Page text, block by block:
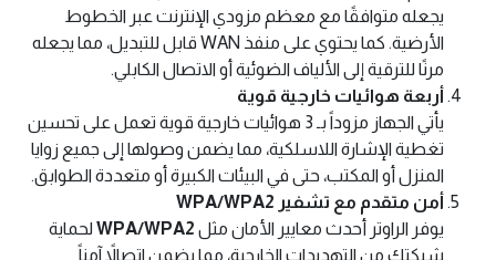
يجعله متوافقًا مع معظم مزودي الإنترنت عبر الخطوط
الأرضية. كما يحتوي على منفذ WAN قابل للتبديل، مما يجعله
مرنًا للترقية إلى الألياف الضوئية أو الاتصال الكابلي.
أربعة هوائيات خارجية قوية
يأتي الجهاز مزوداً بـ 3 هوائيات خارجية قوية تعمل على تحسين
تغطية الإشارة اللاسلكية، مما يضمن وصولها إلى جميع زوايا
المنزل أو المكتب، حتى في البيئات الكبيرة أو متعددة الطوابق.
أمن متقدم مع تشفير WPA/WPA2
يوفر الراوتر أحدث معايير الأمان مثل WPA/WPA2 لحماية
شبكتك من التهديدات الخارجية، مما يضمن اتصالاً آمناً